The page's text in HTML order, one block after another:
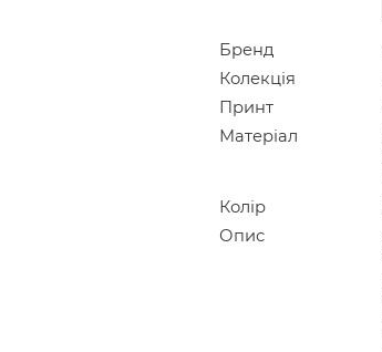
Бренд
Колекція
Принт
Матеріал
Колір
Опис